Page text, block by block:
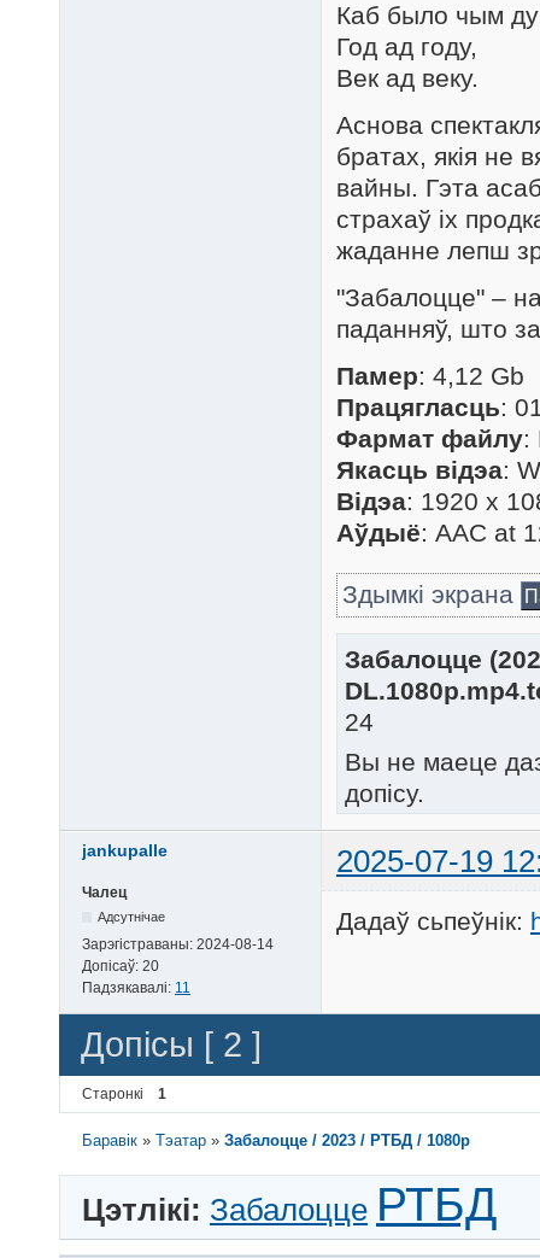
Каб было чым
Год ад году,
Век ад веку.
Аснова
братах, якія не
вайны. Гэта
страхаў іх
жаданне лепш
"Забалоцце" –
паданняў, што
Памер: 4,12 Gb
Працягласць:
Фармат файлу:
Якасць відэа:
Відэа: 1920 x
Аўдыё: AAC at
Здымкі экрана
Забалоцце
24
Вы не маеце
допісу.
jankupalle 2025-07-19
Чалец
Адсутнічае
Зарэгістраваны: 2024-08-14
Допісаў: 20
Падзякавалі: 11
Дадаў сьпеўнік:
Допісы [ 2 ]
Старонкі 1
Баравік »Тэатар »Забалоцце / 2023 / РТБД / 1080p
Цэтлікі: Забалоцце РТБД